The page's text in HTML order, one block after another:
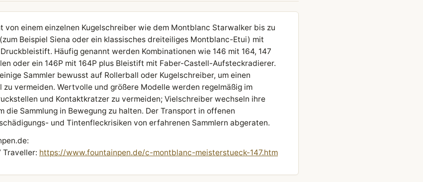
von einem einzelnen Kugelschreiber wie dem Montblanc Starwalker bis zu
Beispiel Siena oder ein klassisches dreiteiliges Montblanc-Etui) mit
Häufig genannt werden Kombinationen wie 146 mit 164, 147
oder ein 146P mit 164P plus Bleistift mit Faber-Castell-Aufsteckradierer.
Sammler bewusst auf Rollerball oder Kugelschreiber, um einen
vermeiden. Wertvolle und größere Modelle werden regelmäßig im
und Kontaktkratzer zu vermeiden; Vielschreiber wechseln ihre
die Sammlung in Bewegung zu halten. Der Transport in offenen
und Tintenfleckrisiken von erfahrenen Sammlern abgeraten.
Traveller: https://www.fountainpen.de/c-montblanc-meisterstueck-147.htm